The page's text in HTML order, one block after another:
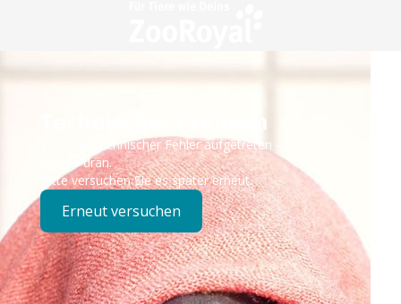
Technisches Problem
Es ist ein technischer Fehler aufgetreten – wir sind
bereits dran.
Bitte versuchen Sie es später erneut.
Erneut versuchen